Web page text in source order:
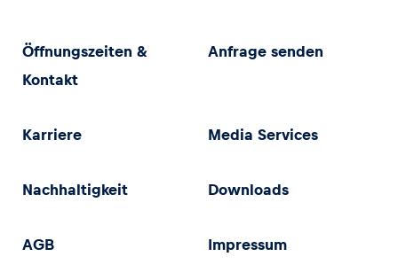
Öffnungszeiten &
Kontakt
Anfrage senden
Karriere Media Services
Nachhaltigkeit Downloads
AGB Impressum